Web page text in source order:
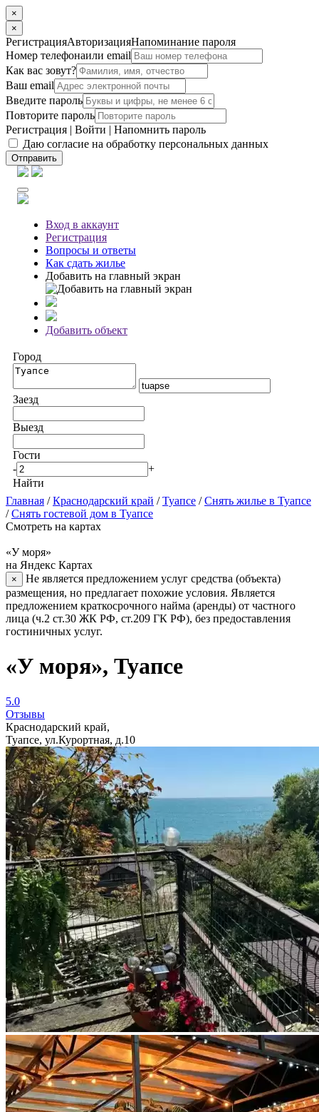
×
×
РегистрацияАвторизацияНапоминание пароля
Номер телефонаили email
Как вас зовут?
Ваш email
Введите пароль
Повторите пароль
Регистрация | Войти | Напомнить пароль
Даю согласие на обработку персональных данных
Отправить
Вход в аккаунт
Регистрация
Вопросы и ответы
Как сдать жилье
Добавить на главный экран
Добавить объект
Город
Заезд
Выезд
Гости
-
+
Найти
Главная /Краснодарский край /Туапсе /Снять жилье в Туапсе
/Снять гостевой дом в Туапсе
Смотреть на картах
«У моря»
на Яндекс Картах
×
Не является предложением услуг средства (объекта)
размещения, но предлагает похожие условия. Является
предложением краткосрочного найма (аренды) от частного
лица (ч.2 ст.30 ЖК РФ, ст.209 ГК РФ), без предоставления
гостиничных услуг.
«У моря», Туапсе
5.0
Отзывы
Краснодарский край,
Туапсе, ул.Курортная, д.10